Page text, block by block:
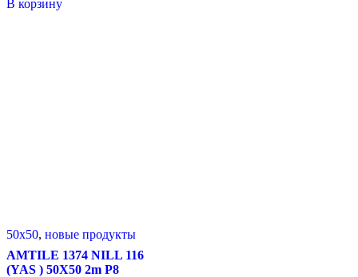
24.00₾.
В корзину
50x50, новые продукты
AMTILE 1374 NILL 116
(YAS ) 50X50 2m P8